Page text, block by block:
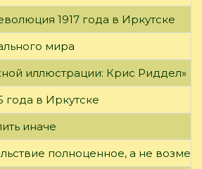
1917 года в Иркутске
мира
иллюстрации: Крис Риддел»
года в Иркутске
иначе
полноценное, а не